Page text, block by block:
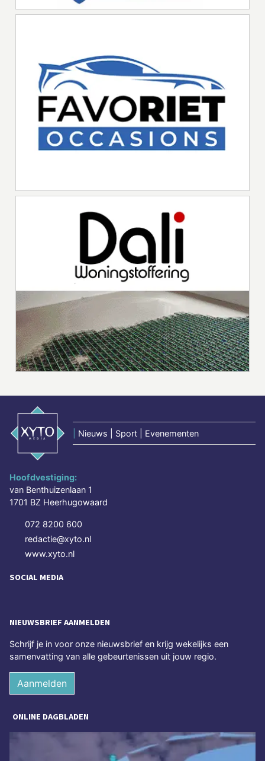
Nieuws | Sport | Evenementen
Hoofdvestiging:
van Benthuizenlaan 1
1701 BZ Heerhugowaard
072 8200 600
redactie@xyto.nl
www.xyto.nl
SOCIAL MEDIA
NIEUWSBRIEF AANMELDEN
Schrijf je in voor onze nieuwsbrief en krijg wekelijks een
samenvatting van alle gebeurtenissen uit jouw regio.
Aanmelden
ONLINE DAGBLADEN